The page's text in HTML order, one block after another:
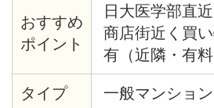
おすすめ
ポイント
日大医学部直
商店街近く買
有（近隣・有料
タイプ 一般マンショ